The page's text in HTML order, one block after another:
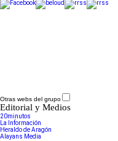
Otras webs del grupo
Editorial y Medios
20minutos
La Información
Heraldo de Aragón
Alayans Media